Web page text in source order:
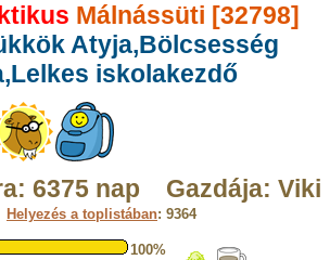
Málnássüti [32798]
Atyja,Bölcsesség
iskolakezdő
6375 nap Gazdája: Viki
Helyezés a toplistában: 9364
100%